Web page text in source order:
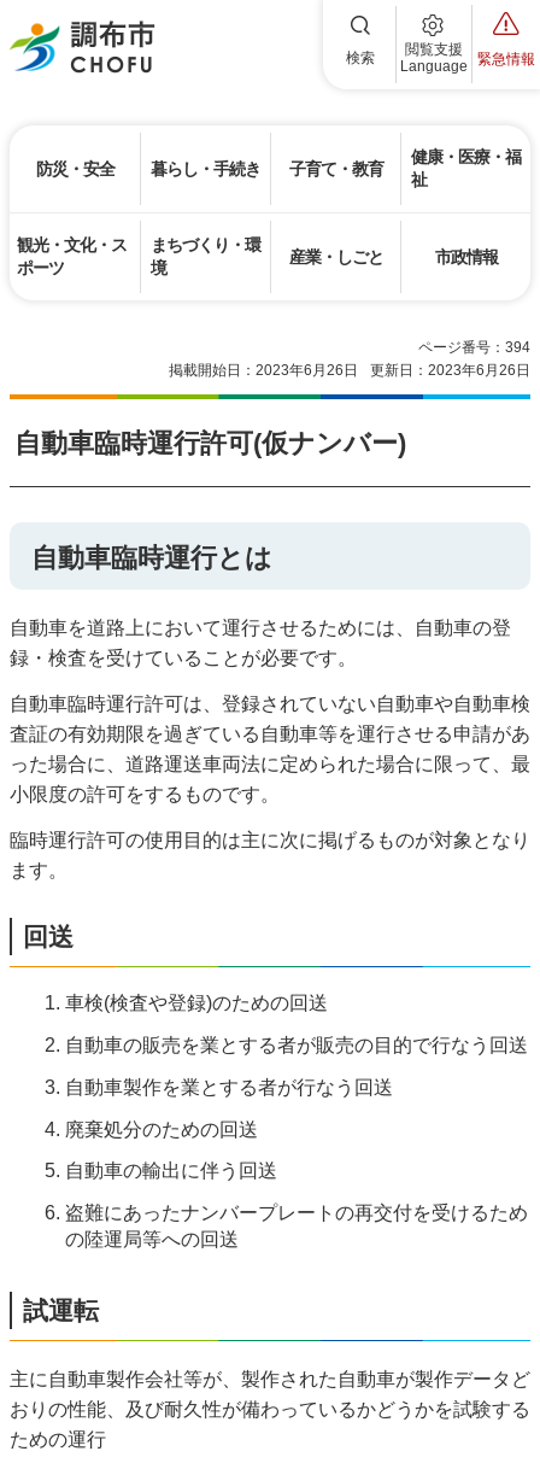
調布市 検索
閲覧支援
Language
緊急情報
防災・安全 暮らし・手続き 子育て・教育
健康・医療・福
祉
観光・文化・ス
ポーツ
まちづくり・環
境
産業・しごと 市政情報
ページ番号：394
掲載開始日：2023年6月26日
更新日：2023年6月26日
自動車臨時運行許可(仮ナンバー)
自動車臨時運行とは
自動車を道路上において運行させるためには、自動車の登
録・検査を受けていることが必要です。
自動車臨時運行許可は、登録されていない自動車や自動車検
査証の有効期限を過ぎている自動車等を運行させる申請があ
った場合に、道路運送車両法に定められた場合に限って、最
小限度の許可をするものです。
臨時運行許可の使用目的は主に次に掲げるものが対象となり
ます。
回送
車検(検査や登録)のための回送
自動車の販売を業とする者が販売の目的で行なう回送
自動車製作を業とする者が行なう回送
廃棄処分のための回送
自動車の輸出に伴う回送
盗難にあったナンバープレートの再交付を受けるため
の陸運局等への回送
試運転
主に自動車製作会社等が、製作された自動車が製作データど
おりの性能、及び耐久性が備わっているかどうかを試験する
ための運行